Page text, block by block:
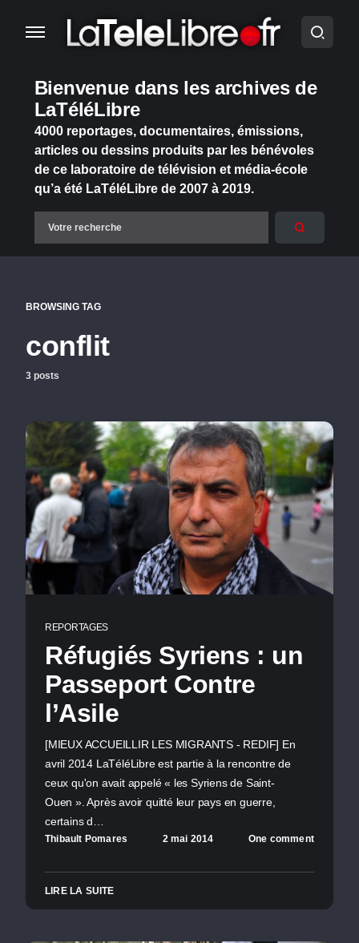
Bienvenue dans les archives de
LaTéléLibre
4000 reportages, documentaires, émissions,
articles ou dessins produits par les bénévoles
de ce laboratoire de télévision et média-école
qu’a été LaTéléLibre de 2007 à 2019.
BROWSING TAG
conflit
3 posts
REPORTAGES
Réfugiés Syriens : un
Passeport Contre
l’Asile
[MIEUX ACCUEILLIR LES MIGRANTS - REDIF] En
avril 2014 LaTéléLibre est partie à la rencontre de
ceux qu'on avait appelé « les Syriens de Saint-
Ouen ». Après avoir quitté leur pays en guerre,
certains d…
Thibault Pomares 2 mai 2014 One comment
LIRE LA SUITE